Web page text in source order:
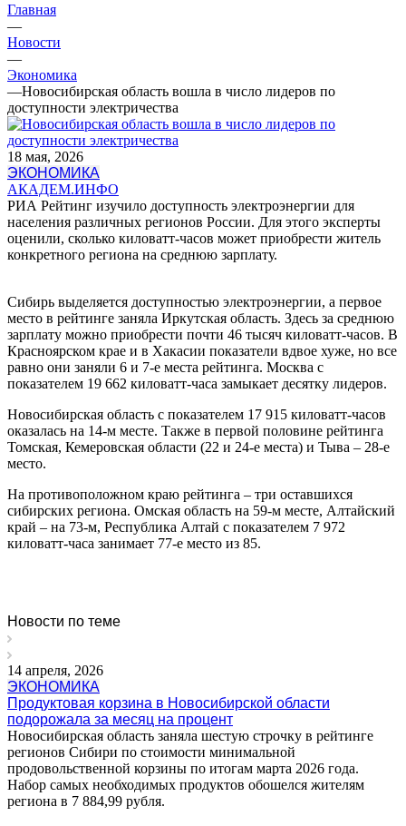
Главная
—
Новости
—
Экономика
—Новосибирская область вошла в число лидеров по
доступности электричества
18 мая, 2026
ЭКОНОМИКА
АКАДЕМ.ИНФО
РИА Рейтинг изучило доступность электроэнергии для
населения различных регионов России. Для этого эксперты
оценили, сколько киловатт-часов может приобрести житель
конкретного региона на среднюю зарплату.
Сибирь выделяется доступностью электроэнергии, а первое
место в рейтинге заняла Иркутская область. Здесь за среднюю
зарплату можно приобрести почти 46 тысяч киловатт-часов. В
Красноярском крае и в Хакасии показатели вдвое хуже, но все
равно они заняли 6 и 7-е места рейтинга. Москва с
показателем 19 662 киловатт-часа замыкает десятку лидеров.
Новосибирская область с показателем 17 915 киловатт-часов
оказалась на 14-м месте. Также в первой половине рейтинга
Томская, Кемеровская области (22 и 24-е места) и Тыва – 28-е
место.
На противоположном краю рейтинга – три оставшихся
сибирских региона. Омская область на 59-м месте, Алтайский
край – на 73-м, Республика Алтай с показателем 7 972
киловатт-часа занимает 77-е место из 85.
Новости по теме
14 апреля, 2026
ЭКОНОМИКА
Продуктовая корзина в Новосибирской области
подорожала за месяц на процент
Новосибирская область заняла шестую строчку в рейтинге
регионов Сибири по стоимости минимальной
продовольственной корзины по итогам марта 2026 года.
Набор самых необходимых продуктов обошелся жителям
региона в 7 884,99 рубля.